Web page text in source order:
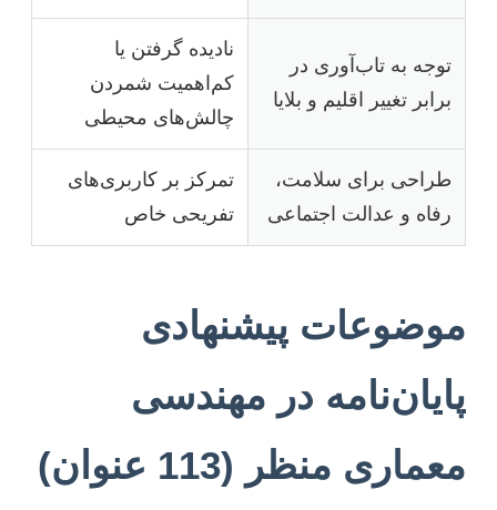
توجه به تاب‌آوری در
برابر تغییر اقلیم و بلایا
نادیده گرفتن یا
کم‌اهمیت شمردن
چالش‌های محیطی
طراحی برای سلامت،
رفاه و عدالت اجتماعی
تمرکز بر کاربری‌های
تفریحی خاص
موضوعات پیشنهادی
پایان‌نامه در مهندسی
معماری منظر (113 عنوان)